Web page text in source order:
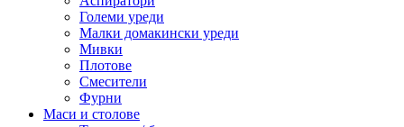
Големи уреди
Малки домакински уреди
Мивки
Плотове
Смесители
Фурни
Маси и столове